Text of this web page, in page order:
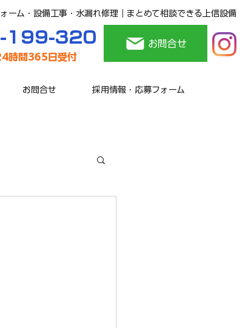
ーム・設備工事・水漏れ修理｜まとめて相談できる上信設備
199-320
時間365日受付
お問合せ
お問合せ 採用情報・応募フォーム